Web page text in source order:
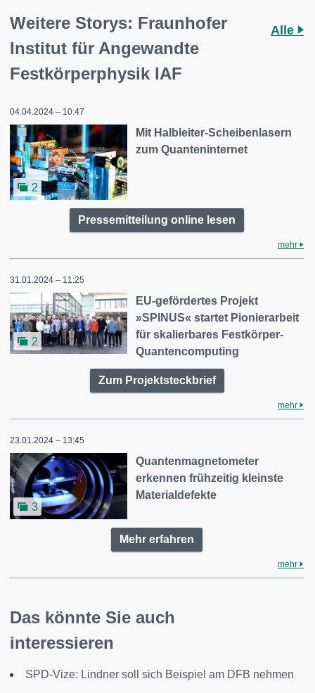
Weitere Storys: Fraunhofer
Institut für Angewandte
Festkörperphysik IAF
Alle
04.04.2024 – 10:47
2
Mit Halbleiter-Scheibenlasern
zum Quanteninternet
Pressemitteilung online lesen
mehr
31.01.2024 – 11:25
2
EU-gefördertes Projekt
»SPINUS« startet Pionierarbeit
für skalierbares Festkörper-
Quantencomputing
Zum Projektsteckbrief
mehr
23.01.2024 – 13:45
3
Quantenmagnetometer
erkennen frühzeitig kleinste
Materialdefekte
Mehr erfahren
mehr
Das könnte Sie auch
interessieren
SPD-Vize: Lindner soll sich Beispiel am DFB nehmen